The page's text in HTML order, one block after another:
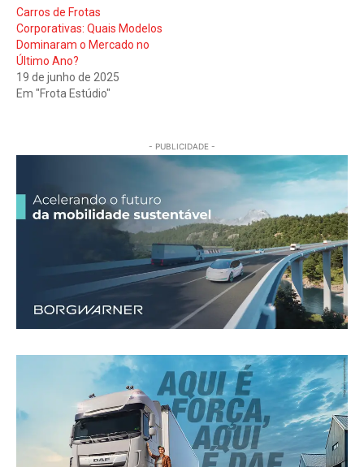
Carros de Frotas
Corporativas: Quais Modelos
Dominaram o Mercado no
Último Ano?
19 de junho de 2025
Em "Frota Estúdio"
- PUBLICIDADE -